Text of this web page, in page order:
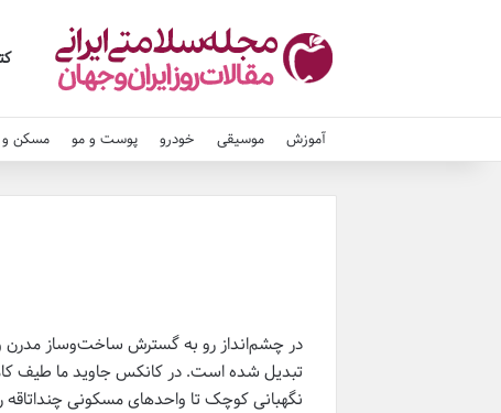
آموزش موسیقی خودرو پوست و مو مسکن و
در چشم‌انداز رو به گسترش ساخت‌وساز مدرن
تبدیل شده است. در کانکس جاوید ما طیف
نگهبانی کوچک تا واحدهای مسکونی چنداتاقه